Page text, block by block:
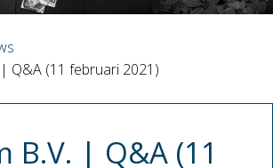
Q&A (11 februari 2021)
B.V. | Q&A (11